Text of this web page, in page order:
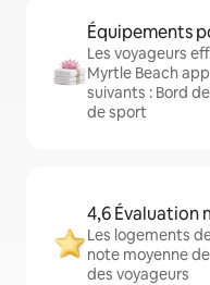
Équipements
Les voyageurs
Myrtle Beach
suivants : Bord
de sport
4,6 Évaluation
Les logements
note moyenne
des voyageurs